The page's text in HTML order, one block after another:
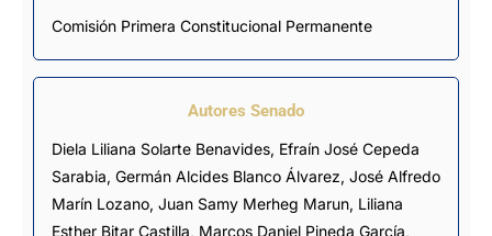
Comisión Primera Constitucional Permanente
Autores Senado
Diela Liliana Solarte Benavides, Efraín José Cepeda
Sarabia, Germán Alcides Blanco Álvarez, José Alfredo
Marín Lozano, Juan Samy Merheg Marun, Liliana
Esther Bitar Castilla, Marcos Daniel Pineda García,